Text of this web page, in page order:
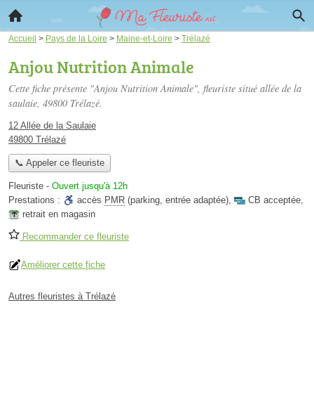
Accueil > Pays de la Loire > Maine-et-Loire > Trélazé
Anjou Nutrition Animale
Cette fiche présente "Anjou Nutrition Animale", fleuriste situé allée de la
saulaie, 49800 Trélazé.
12 Allée de la Saulaie
49800 Trélazé
📞 Appeler ce fleuriste
Fleuriste - Ouvert jusqu'à 12h
Prestations :
accès PMR (parking, entrée adaptée), CB acceptée,
retrait en magasin
Recommander ce fleuriste
Améliorer cette fiche
Autres fleuristes à Trélazé